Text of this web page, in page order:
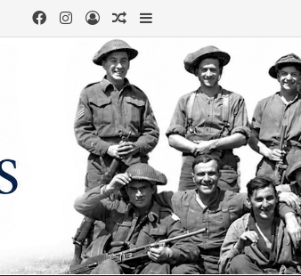
Facebook
InstagramConnexion
Article au hasard
Sidebar (barre latérale)